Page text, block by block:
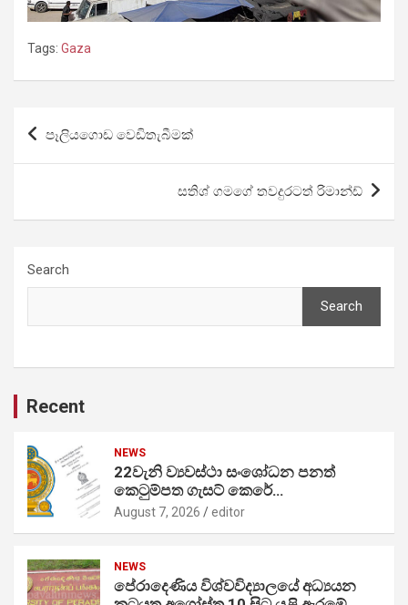
Tags: Gaza
Post
navigation
පෑලියගොඩ වෙඩිතැබීමක්
සතිශ් ගමගේ තවදුරටත් රිමාන්ඩ්
Search
Search
Recent
NEWS
22වැනි ව්‍යවස්ථා සංශෝධන පනත්
කෙටුම්පත ගැසට් කෙරේ…
August 7, 2026 editor
NEWS
පේරාදෙණිය විශ්වවිද්‍යාලයේ අධ්‍යයන